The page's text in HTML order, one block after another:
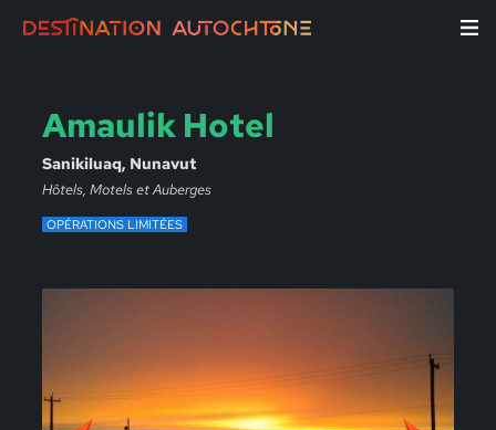
Amaulik Hotel
Sanikiluaq, Nunavut
Hôtels, Motels et Auberges
OPÉRATIONS LIMITÉES